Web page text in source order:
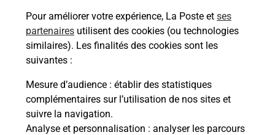
Pour améliorer votre expérience, La Poste et ses
partenaires utilisent des cookies (ou technologies
similaires). Les finalités des cookies sont les
suivantes :
Mesure d’audience : établir des statistiques
complémentaires sur l’utilisation de nos sites et
suivre la navigation.
Analyse et personnalisation : analyser les parcours
79 Avenue Fernand Auberger
03700 Bellerive Sur Allier
Boîte aux Lettres La Poste
Le lien s'ouvre dans un nouvel onglet